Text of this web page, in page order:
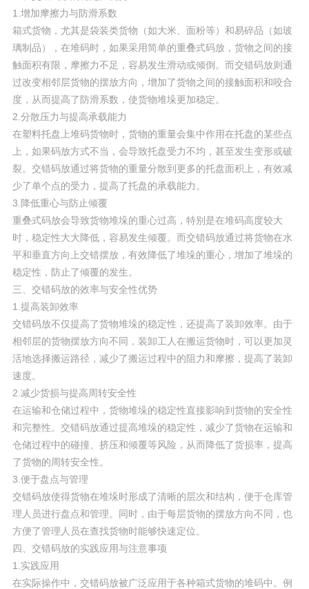
1.增加摩擦力与防滑系数
箱式货物，尤其是袋装类货物（如大米、面粉等）和易碎品（如玻
璃制品），在堆码时，如果采用简单的重叠式码放，货物之间的接
触面积有限，摩擦力不足，容易发生滑动或倾倒。而交错码放则通
过改变相邻层货物的摆放方向，增加了货物之间的接触面积和咬合
度，从而提高了防滑系数，使货物堆垛更加稳定。
2.分散压力与提高承载能力
在塑料托盘上堆码货物时，货物的重量会集中作用在托盘的某些点
上，如果码放方式不当，会导致托盘受力不均，甚至发生变形或破
裂。交错码放通过将货物的重量分散到更多的托盘面积上，有效减
少了单个点的受力，提高了托盘的承载能力。
3.降低重心与防止倾覆
重叠式码放会导致货物堆垛的重心过高，特别是在堆码高度较大
时，稳定性大大降低，容易发生倾覆。而交错码放通过将货物在水
平和垂直方向上交错摆放，有效降低了堆垛的重心，增加了堆垛的
稳定性，防止了倾覆的发生。
三、交错码放的效率与安全性优势
1.提高装卸效率
交错码放不仅提高了货物堆垛的稳定性，还提高了装卸效率。由于
相邻层的货物摆放方向不同，装卸工人在搬运货物时，可以更加灵
活地选择搬运路径，减少了搬运过程中的阻力和摩擦，提高了装卸
速度。
2.减少货损与提高周转安全性
在运输和仓储过程中，货物堆垛的稳定性直接影响到货物的安全性
和完整性。交错码放通过提高堆垛的稳定性，减少了货物在运输和
仓储过程中的碰撞、挤压和倾覆等风险，从而降低了货损率，提高
了货物的周转安全性。
3.便于盘点与管理
交错码放使得货物在堆垛时形成了清晰的层次和结构，便于仓库管
理人员进行盘点和管理。同时，由于每层货物的摆放方向不同，也
方便了管理人员在查找货物时能够快速定位。
四、交错码放的实践应用与注意事项
1.实践应用
在实际操作中，交错码放被广泛应用于各种箱式货物的堆码中。例